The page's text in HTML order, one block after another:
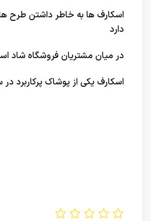
اسکارف ها به خاطر داشتن طرح
دارد
در میان مشتریانفروشگاه شاد
اسکارف یکی از پوشاک پرکاربرد